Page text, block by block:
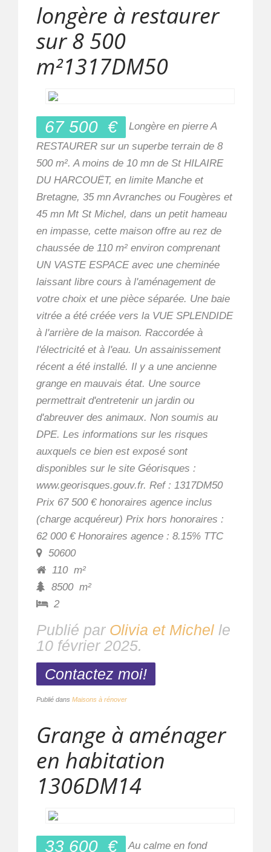
longère à restaurer
sur 8 500
m²1317DM50
67 500 €
Longère en pierre A
RESTAURER sur un superbe terrain de 8
500 m². A moins de 10 mn de St HILAIRE
DU HARCOUËT, en limite Manche et
Bretagne, 35 mn Avranches ou Fougères et
45 mn Mt St Michel, dans un petit hameau
en impasse, cette maison offre au rez de
chaussée de 110 m² environ comprenant
UN VASTE ESPACE avec une cheminée
laissant libre cours à l'aménagement de
votre choix et une pièce séparée. Une baie
vitrée a été créée vers la VUE SPLENDIDE
à l'arrière de la maison. Raccordée à
l'électricité et à l'eau. Un assainissement
récent a été installé. Il y a une ancienne
grange en mauvais état. Une source
permettrait d'entretenir un jardin ou
d'abreuver des animaux. Non soumis au
DPE. Les informations sur les risques
auxquels ce bien est exposé sont
disponibles sur le site Géorisques :
www.georisques.gouv.fr. Ref : 1317DM50
Prix 67 500 € honoraires agence inclus
(charge acquéreur) Prix hors honoraires :
62 000 € Honoraires agence : 8.15% TTC
50600
110 m²
8500 m²
2
Publié par Olivia et Michel le
10 février 2025.
Contactez moi!
Publié dans Maisons à rénover
Grange à aménager
en habitation
1306DM14
33 600 € Au calme en fond